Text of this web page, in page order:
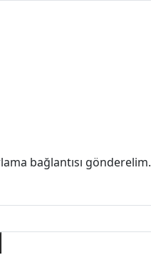
bağlantısı gönderelim.